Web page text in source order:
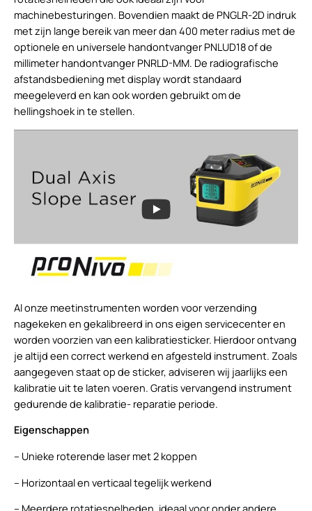
machinebesturingen. Bovendien maakt de PNGLR-2D indruk
met zijn lange bereik van meer dan 400 meter radius met de
optionele en universele handontvanger PNLUD18 of de
millimeter handontvanger PNRLD-MM. De radiografische
afstandsbediening met display wordt standaard
meegeleverd en kan ook worden gebruikt om de
hellingshoek in te stellen.
Al onze meetinstrumenten worden voor verzending
nagekeken en gekalibreerd in ons eigen servicecenter en
worden voorzien van een kalibratiesticker. Hierdoor ontvang
je altijd een correct werkend en afgesteld instrument. Zoals
aangegeven staat op de sticker, adviseren wij jaarlijks een
kalibratie uit te laten voeren. Gratis vervangend instrument
gedurende de kalibratie- reparatie periode.
Eigenschappen
– Unieke roterende laser met 2 koppen
– Horizontaal en verticaal tegelijk werkend